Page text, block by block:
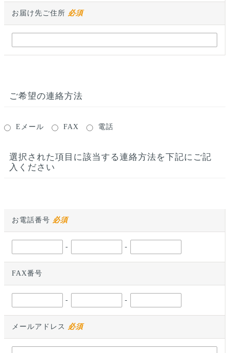
お届け先ご住所 必須
ご希望の連絡方法
Eメール FAX 電話
選択された項目に該当する連絡方法を下記にご記
入ください
お電話番号 必須
- -
FAX番号
- -
メールアドレス 必須